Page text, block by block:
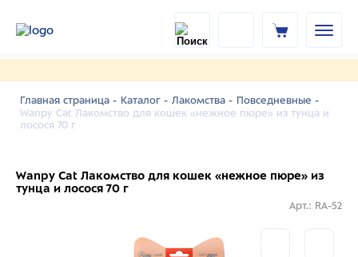
Главная страница - Каталог - Лакомства - Повседневные -
Wanpy Cat Лакомство для кошек «нежное пюре» из тунца и
лосося 70 г
Wanpy Cat Лакомство для кошек «нежное пюре» из
тунца и лосося 70 г
Арт.: RA-52